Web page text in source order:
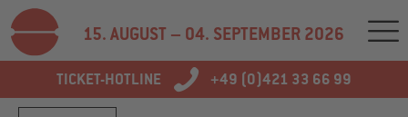
15. AUGUST – 04. SEPTEMBER 2026
TICKET-HOTLINE +49 (0)421 33 66 99